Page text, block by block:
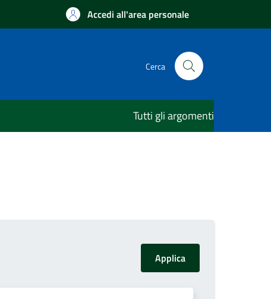
Accedi all'area personale
Cerca
Tutti gli argomenti